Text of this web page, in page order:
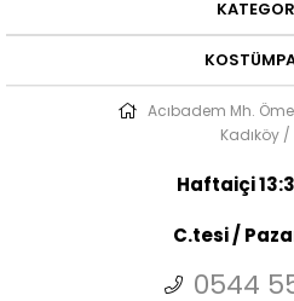
Acıbadem Mh.
Kadıköy /
Haftaiçi
C.tesi /
0544